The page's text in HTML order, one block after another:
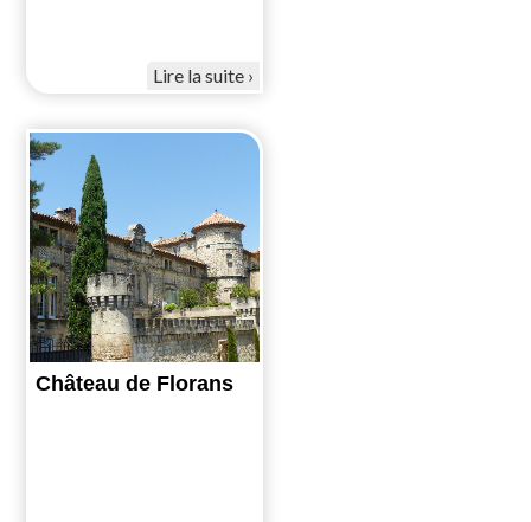
Lire la suite
Château de Florans